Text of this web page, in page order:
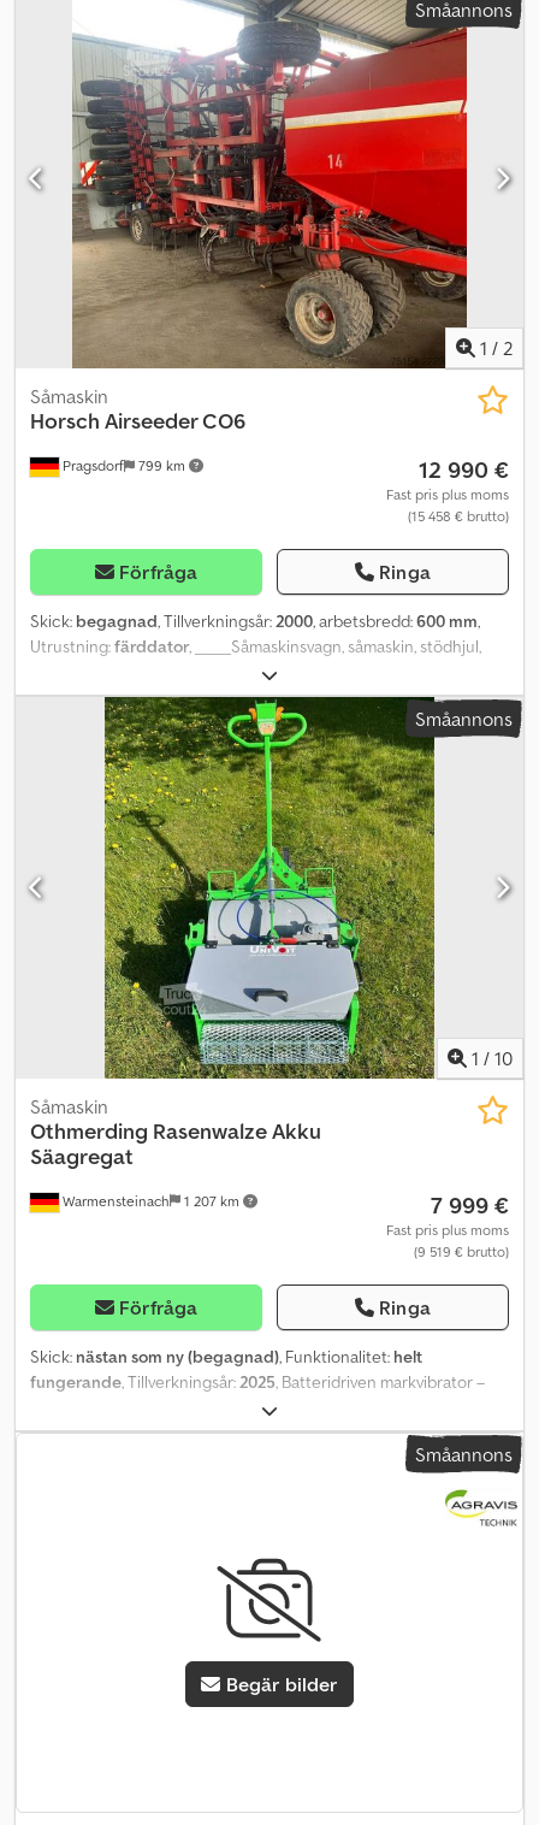
Iqwpsp Ieha 080 Såbäddsräfska 090 Markering för försåddSmåannons
1 / 2
Pragsdorf 799 km
Såmaskin
Horsch Airseeder CO6
12 990 €
Fast pris plus moms
(15 458 € brutto)
Förfråga Ringa
Skick: begagnad, Tillverkningsår:2000, arbetsbredd:600 mm,
Utrustning:färddator, _____Såmaskinsvagn, såmaskin, stödhjul,
förvaringsplats: Kund Csdszknydopfx Ap Ioha
Småannons
1 / 10
Warmensteinach 1 207 km
Såmaskin
Othmerding Rasenwalze Akku
Säagregat
7 999 €
Fast pris plus moms
(9 519 € brutto)
Förfråga Ringa
Skick: nästan som ny (begagnad), Funktionalitet: helt
fungerande, Tillverkningsår:2025, Batteridriven markvibrator –
elektriskt driven handstyrd vält Max. körhastighet: 5,5 km/h
Teoretisk ytkapacitet: ca. 6 500 m²/h Drifttid per laddning: ca. 240
min Delad vält (2 drivenheter) Antal batterier: 2 Totalvikt: 210 kg -
Snabbt och ergonomiskt arbete tack vare batteridriven drift -
Enkel och lättanvänd manövrering - Steglös hastighetsreglering i
båda körriktningarna - Enkel laddning via medföljande laddare
(230V) - Längre drifttid tack vare kraftfulla 12V Li-lon-batterier
Alternativt finns Stroll såaggregat i kombination Ytkapacitet per
laddning: ca. 3 500 m² Egna vikt: ca. 60 kg Arbetsbredd /
totalbredd: 72/80 cm Chedsyxf Svopfx Ap Iea Volym sålåda: 30 liter
- Snabb montering och demontering av såaggregatet på
markvälten - Kan användas även på svårtillgängliga ytor Vi lämnar
Småannons
Begär bilder